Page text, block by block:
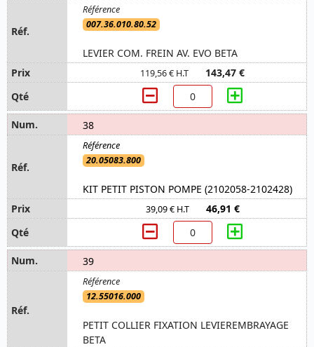
007.36.010.80.52
LEVIER COM. FREIN AV. EVO BETA
119,56 € H.T 143,47 €
38
20.05083.800
KIT PETIT PISTON POMPE (2102058-2102428)
39,09 € H.T 46,91 €
39
12.55016.000
PETIT COLLIER FIXATION LEVIEREMBRAYAGE
BETA